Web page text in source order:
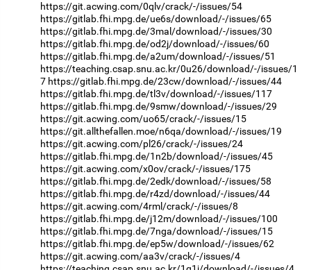
https://git.acwing.com/0qlv/crack/-/issues/54
https://gitlab.fhi.mpg.de/ue6s/download/-/issues/65
https://gitlab.fhi.mpg.de/3mal/download/-/issues/30
https://gitlab.fhi.mpg.de/od2j/download/-/issues/60
https://gitlab.fhi.mpg.de/a2um/download/-/issues/51
https://teaching.csap.snu.ac.kr/0u26/download/-/issues/1
7 https://gitlab.fhi.mpg.de/23cw/download/-/issues/44
https://gitlab.fhi.mpg.de/tl3v/download/-/issues/117
https://gitlab.fhi.mpg.de/9smw/download/-/issues/29
https://git.acwing.com/uo65/crack/-/issues/15
https://git.allthefallen.moe/n6qa/download/-/issues/19
https://git.acwing.com/pl26/crack/-/issues/24
https://gitlab.fhi.mpg.de/1n2b/download/-/issues/45
https://git.acwing.com/x0ov/crack/-/issues/175
https://gitlab.fhi.mpg.de/2edk/download/-/issues/58
https://gitlab.fhi.mpg.de/r4zd/download/-/issues/44
https://git.acwing.com/4rml/crack/-/issues/8
https://gitlab.fhi.mpg.de/j12m/download/-/issues/100
https://gitlab.fhi.mpg.de/7nga/download/-/issues/15
https://gitlab.fhi.mpg.de/ep5w/download/-/issues/62
https://git.acwing.com/aa3v/crack/-/issues/4